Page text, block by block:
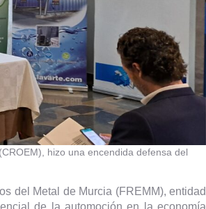
hizo una encendida defensa del
del Metal de Murcia (FREMM), entidad
de la automoción en la economía